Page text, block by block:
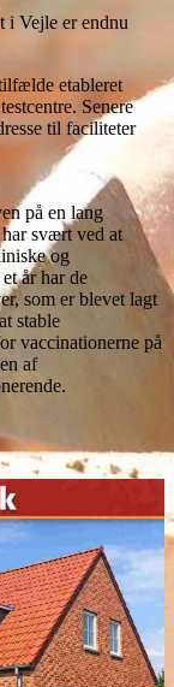
i Vejle er endnu
etableret
Senere
til faciliteter
på en lang
svært ved at
og
år har de
som er blevet lagt
stable
vaccinationerne på
af